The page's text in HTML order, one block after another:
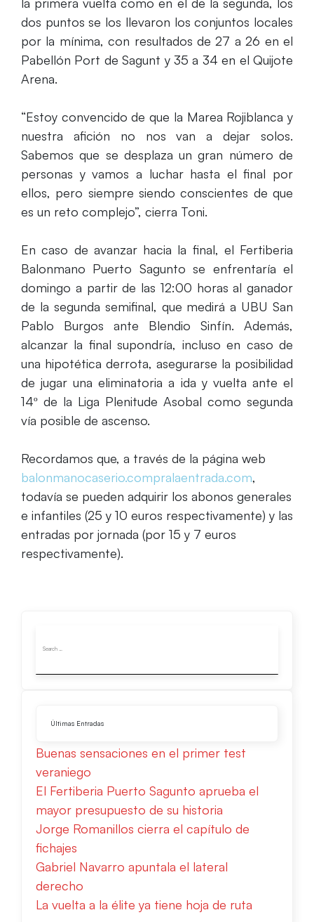
dos puntos se los llevaron los conjuntos locales
por la mínima, con resultados de 27 a 26 en el
Pabellón Port de Sagunt y 35 a 34 en el Quijote
Arena.
“Estoy convencido de que la Marea Rojiblanca y
nuestra afición no nos van a dejar solos.
Sabemos que se desplaza un gran número de
personas y vamos a luchar hasta el final por
ellos, pero siempre siendo conscientes de que
es un reto complejo”, cierra Toni.
En caso de avanzar hacia la final, el Fertiberia
Balonmano Puerto Sagunto se enfrentaría el
domingo a partir de las 12:00 horas al ganador
de la segunda semifinal, que medirá a UBU San
Pablo Burgos ante Blendio Sinfín. Además,
alcanzar la final supondría, incluso en caso de
una hipotética derrota, asegurarse la posibilidad
de jugar una eliminatoria a ida y vuelta ante el
14º de la Liga Plenitude Asobal como segunda
vía posible de ascenso.
Recordamos que, a través de la página web
balonmanocaserio.compralaentrada.com,
todavía se pueden adquirir los abonos generales
e infantiles (25 y 10 euros respectivamente) y las
entradas por jornada (por 15 y 7 euros
respectivamente).
Últimas Entradas
Buenas sensaciones en el primer test
veraniego
El Fertiberia Puerto Sagunto aprueba el
mayor presupuesto de su historia
Jorge Romanillos cierra el capítulo de
fichajes
Gabriel Navarro apuntala el lateral
derecho
La vuelta a la élite ya tiene hoja de ruta